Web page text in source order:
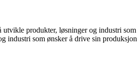
produkter, løsninger og industri
som ønsker å drive sin produksjon